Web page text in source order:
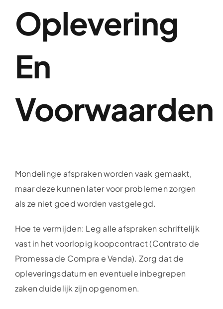
Oplevering
En
Voorwaarden
Mondelinge afspraken worden vaak gemaakt,
maar deze kunnen later voor problemen zorgen
als ze niet goed worden vastgelegd.
Hoe te vermijden: Leg alle afspraken schriftelijk
vast in het voorlopig koopcontract (Contrato de
Promessa de Compra e Venda). Zorg dat de
opleveringsdatum en eventuele inbegrepen
zaken duidelijk zijn opgenomen.